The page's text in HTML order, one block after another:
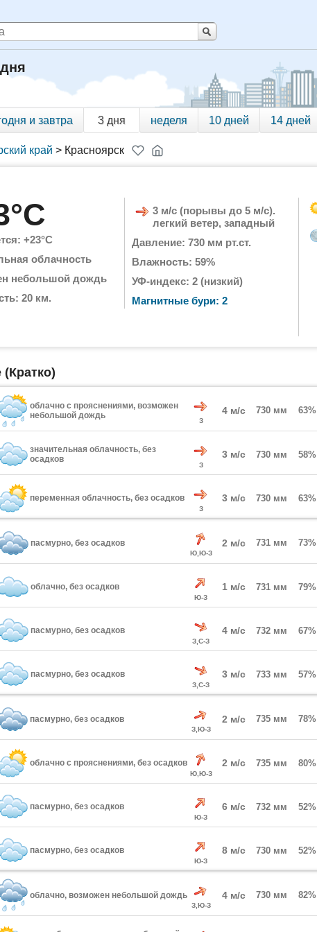
и завтра 3 дня неделя 10 дней 14 дней
край > Красноярск
+23°C
облачность
небольшой дождь
20 км.
3 м/с (порывы до 5 м/с).
легкий ветер, западный
Давление: 730 мм рт.ст.
Влажность: 59%
УФ-индекс: 2 (низкий)
Магнитные бури: 2
облачно с прояснениями, возможен
небольшой дождь
З
4 м/с 730 мм 63%
значительная облачность, без
осадков
З
3 м/с 730 мм 58%
переменная облачность, без осадков
З
3 м/с 730 мм 63%
пасмурно, без осадков
Ю,Ю-З
2 м/с 731 мм 73%
облачно, без осадков
Ю-З
1 м/с 731 мм 79%
пасмурно, без осадков
З,С-З
4 м/с 732 мм 67%
пасмурно, без осадков
З,С-З
3 м/с 733 мм 57%
пасмурно, без осадков
З,Ю-З
2 м/с 735 мм 78%
облачно с прояснениями, без осадков
Ю,Ю-З
2 м/с 735 мм 80%
пасмурно, без осадков
Ю-З
6 м/с 732 мм 52%
пасмурно, без осадков
Ю-З
8 м/с 730 мм 52%
облачно, возможен небольшой дождь
З,Ю-З
4 м/с 730 мм 82%